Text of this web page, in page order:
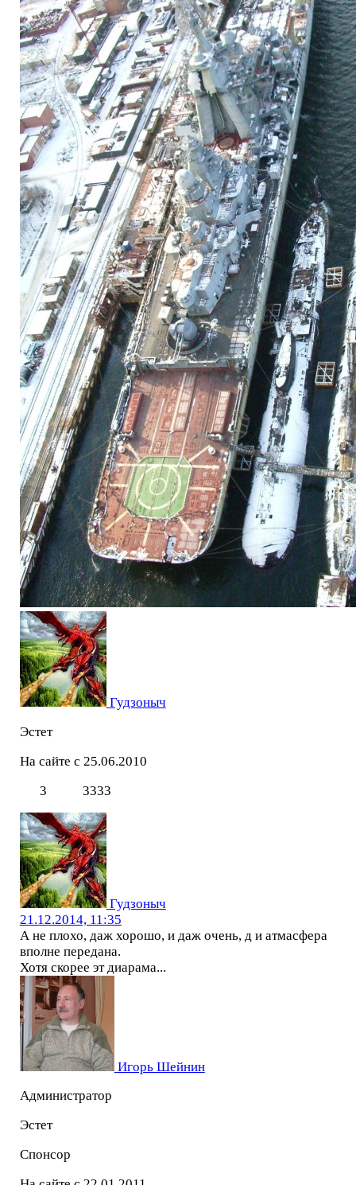
Гудзоныч
Эстет
На сайте с 25.06.2010
3
3333
Гудзоныч
21.12.2014, 11:35
А не плохо, даж хорошо, и даж очень, д и атмасфера
вполне передана.
Хотя скорее эт диарама...
Игорь Шейнин
Администратор
Эстет
Спонсор